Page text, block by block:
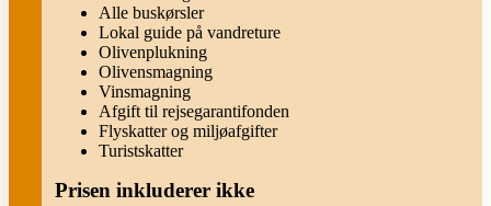
Alle buskørsler
Lokal guide på vandreture
Olivenplukning
Olivensmagning
Vinsmagning
Afgift til rejsegarantifonden
Flyskatter og miljøafgifter
Turistskatter
Prisen inkluderer ikke